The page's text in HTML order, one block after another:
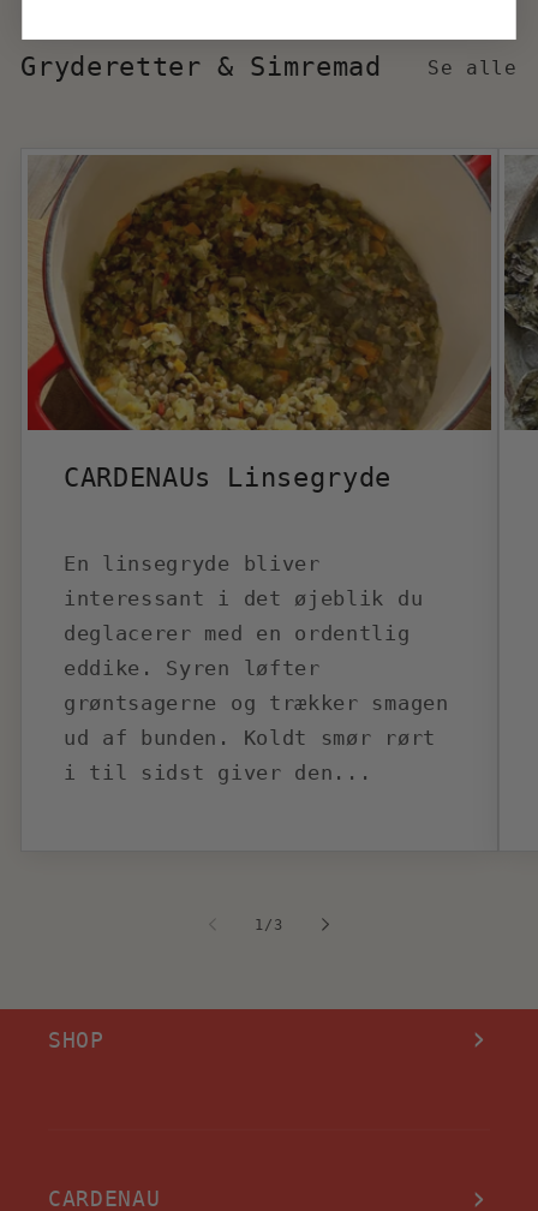
Gryderetter & Simremad Se alle
CARDENAUs Linsegryde
En linsegryde bliver
interessant i det øjeblik du
deglacerer med en ordentlig
eddike. Syren løfter
grøntsagerne og trækker smagen
ud af bunden. Koldt smør rørt
i til sidst giver den...
1 /af
3
SHOP
CARDENAU